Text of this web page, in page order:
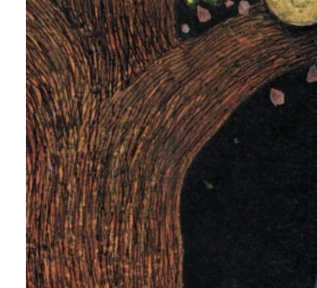
Na família
Colunas
Conteúdos
Colecionáveis
Cursos On line
E-Books